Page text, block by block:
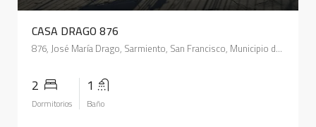
CASA DRAGO 876
876, José María Drago, Sarmiento, San Francisco, Municipio de San Francisco, Pedanía Juárez Celman, Departamento San Justo, Córdoba, 2400, Argentina
2
Dormitorios
1
Baño